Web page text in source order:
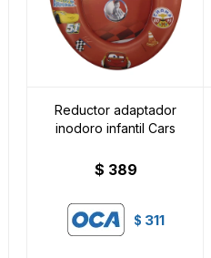
Reductor adaptador
inodoro infantil Cars
$ 389
$ 311